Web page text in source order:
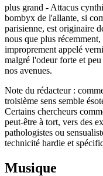
plus grand - Attacus
bombyx de l'allante, si
parisienne, est originaire
nous que plus
improprement appelé
malgré l'odeur forte et
nos avenues.
Note du rédacteur :
troisième sens semble
Certains chercheurs
peut-être à tort, vers des
pathologistes ou
technicité hardie et
Musique